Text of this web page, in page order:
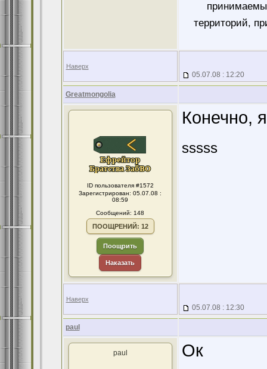
территорий,
Наверх
05.07.08 : 12:20
Greatmongolia
ID пользователя #1572
Зарегистрирован: 05.07.08 :
08:59
Сообщений: 148
ПООЩРЕНИЙ: 12
Поощрить
Наказать
Конечно,
sssss
Наверх
05.07.08 : 12:30
paul
paul Ок